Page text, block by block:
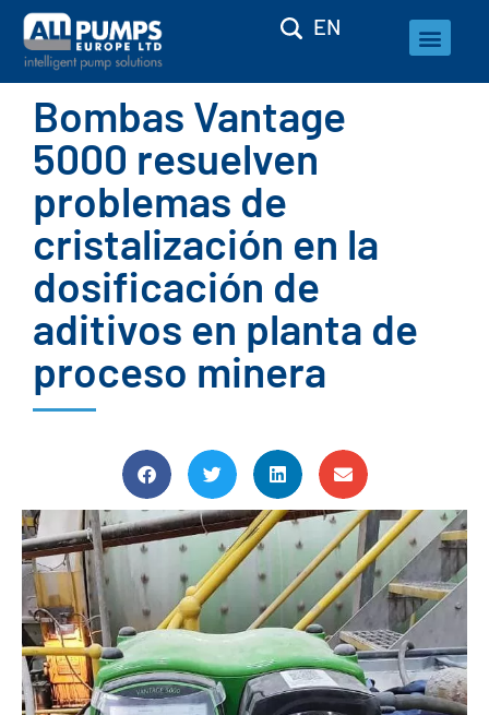
EN
Bombas Vantage
5000 resuelven
problemas de
cristalización en la
dosificación de
aditivos en planta de
proceso minera